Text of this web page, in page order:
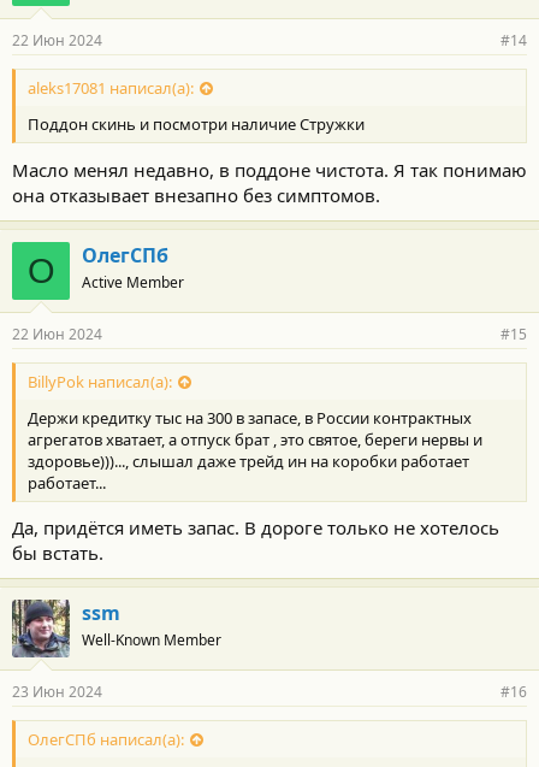
22 Июн 2024 #14
aleks17081 написал(а):
Поддон скинь и посмотри наличие Стружки
Масло менял недавно, в поддоне чистота. Я так понимаю
она отказывает внезапно без симптомов.
О ОлегСПб
Active Member
22 Июн 2024 #15
BillyPok написал(а):
Держи кредитку тыс на 300 в запасе, в России контрактных
агрегатов хватает, а отпуск брат , это святое, береги нервы и
здоровье)))..., слышал даже трейд ин на коробки работает
работает...
Да, придётся иметь запас. В дороге только не хотелось
бы встать.
ssm
Well-Known Member
23 Июн 2024 #16
ОлегСПб написал(а):